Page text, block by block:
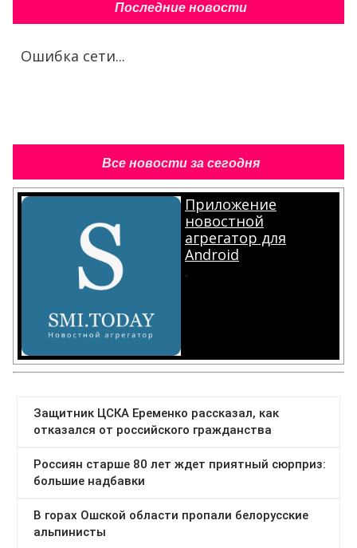
Последние новости
Ошибка сети...
Все новости за сегодня
Приложение
новостной
агрегатор для
Android
.